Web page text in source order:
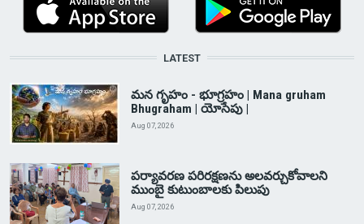
LATEST
మన గృహం - భూగ్రహం | Mana gruham
Bhugraham | యోసేపు |
Aug 07, 2026
పర్యావరణ పరిరక్షణను అలవర్చుకోవాలని
ముంబై కుటుంబాలకు పిలుపు
Aug 07, 2026